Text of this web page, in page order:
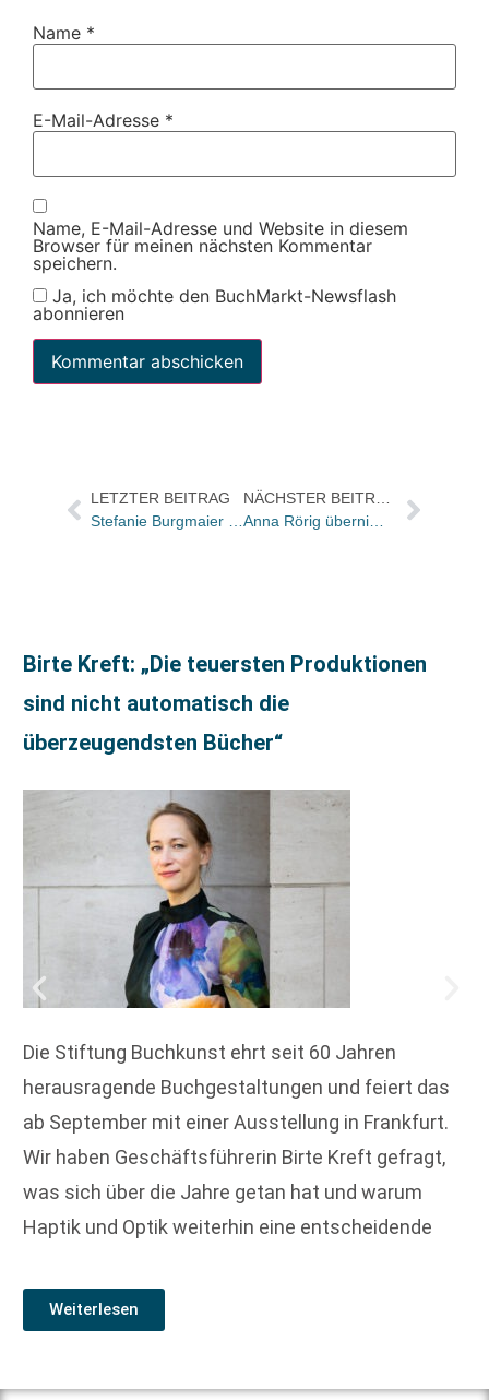
Name *
E-Mail-Adresse *
Name, E-Mail-Adresse und Website in diesem
Browser für meinen nächsten Kommentar
speichern.
Ja, ich möchte den BuchMarkt-Newsflash
abonnieren
LETZTER BEITRAG
Birte Kreft: „Die teuersten Produktionen
sind nicht automatisch die
überzeugendsten Bücher“
Die Stiftung Buchkunst ehrt seit 60 Jahren
herausragende Buchgestaltungen und feiert das
ab September mit einer Ausstellung in Frankfurt.
Wir haben Geschäftsführerin Birte Kreft gefragt,
was sich über die Jahre getan hat und warum
Haptik und Optik weiterhin eine entscheidende
Weiterlesen